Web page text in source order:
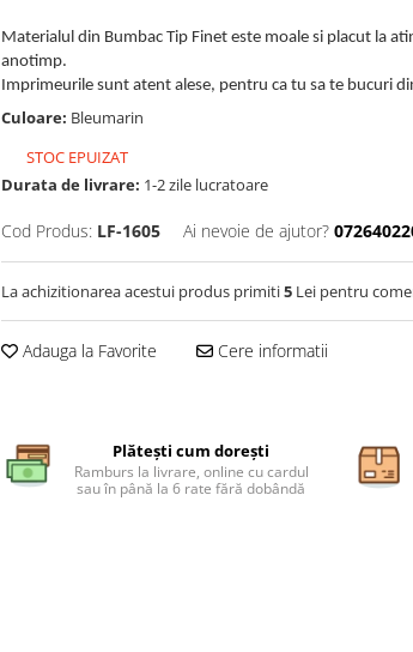
Materialul din Bumbac Tip Finet este moale si placut la
anotimp.
Imprimeurile sunt atent alese, pentru ca tu sa te bucuri
Culoare: Bleumarin
STOC EPUIZAT
Durata de livrare: 1-2 zile lucratoare
Cod Produs: LF-1605 Ai nevoie de ajutor?
La achizitionarea acestui produs primiti5 Lei pentru
Adauga la Favorite Cere informatii
Plătești cum dorești
Ramburs la livrare, online cu cardul
sau în până la 6 rate fără dobândă